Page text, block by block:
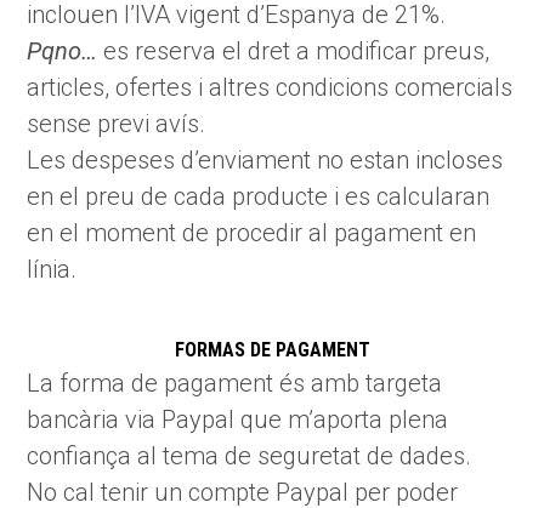
inclouen l’IVA vigent d’Espanya de 21%.
Pqno… es reserva el dret a modificar preus,
articles, ofertes i altres condicions comercials
sense previ avís.
Les despeses d’enviament no estan incloses
en el preu de cada producte i es calcularan
en el moment de procedir al pagament en
línia.
FORMAS DE PAGAMENT
La forma de pagament és amb targeta
bancària via Paypal que m’aporta plena
confiança al tema de seguretat de dades.
No cal tenir un compte Paypal per poder